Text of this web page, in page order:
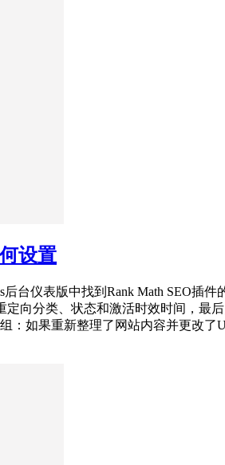
设置
后台仪表版中找到Rank Math SEO
向分类、状态和激活时效时间，最
：如果重新整理了网站内容并更改